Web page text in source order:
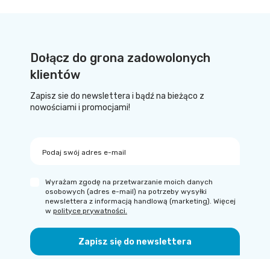
Dołącz do grona zadowolonych
klientów
Zapisz sie do newslettera i bądź na bieżąco z
nowościami i promocjami!
Podaj swój adres e-mail
Zapisz się do newslettera
Wyrażam zgodę na przetwarzanie moich danych
osobowych (adres e-mail) na potrzeby wysyłki
newslettera z informacją handlową (marketing). Więcej
w polityce prywatności.